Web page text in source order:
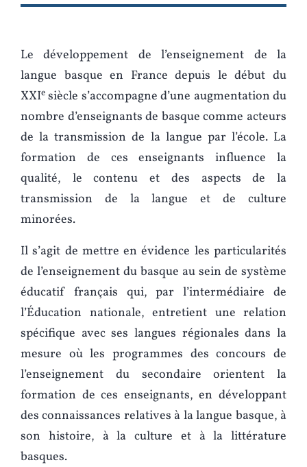
Le développement de l’enseignement de la
langue basque en France depuis le début du
XXIe siècle s’accompagne d’une augmentation du
nombre d’enseignants de basque comme acteurs
de la transmission de la langue par l’école. La
formation de ces enseignants influence la
qualité, le contenu et des aspects de la
transmission de la langue et de culture
minorées.
Il s’agit de mettre en évidence les particularités
de l’enseignement du basque au sein de système
éducatif français qui, par l’intermédiaire de
l’Éducation nationale, entretient une relation
spécifique avec ses langues régionales dans la
mesure où les programmes des concours de
l’enseignement du secondaire orientent la
formation de ces enseignants, en développant
des connaissances relatives à la langue basque, à
son histoire, à la culture et à la littérature
basques.